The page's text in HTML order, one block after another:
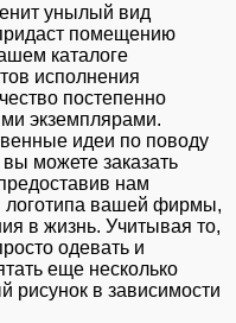
унылый вид
помещению
каталоге
исполнения
постепенно
экземплярами.
идеи по поводу
можете заказать
нам
логотипа вашей фирмы,
в жизнь. Учитывая то,
одевать и
еще несколько
рисунок в зависимости